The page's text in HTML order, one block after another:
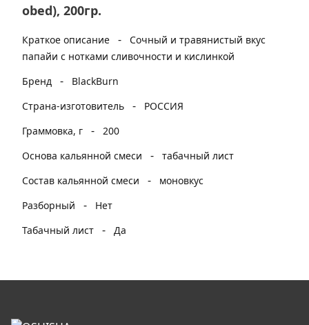
obed), 200гр.
Краткое описание -
Сочный и травянистый вкус
папайи с нотками сливочности и кислинкой
Бренд
-
BlackBurn
Страна-изготовитель
-
РОССИЯ
Граммовка, г
- 200
Основа кальянной смеси
- табачный лист
Состав кальянной смеси
-
моновкус
Разборный
-
Нет
Табачный лист
- Да